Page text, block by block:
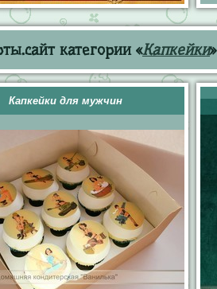
категории «Капкейки»
Капкейки для мужчин